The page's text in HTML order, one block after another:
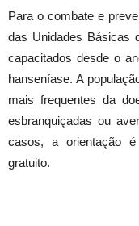
Para o combate e
das Unidades Básicas
capacitados desde o
hanseníase. A
mais frequentes da
esbranquiçadas ou
casos, a orientação
gratuito.